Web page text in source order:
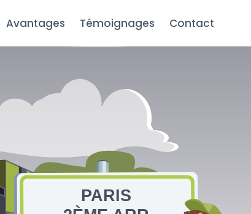
Avantages Témoignages Contact
PARIS